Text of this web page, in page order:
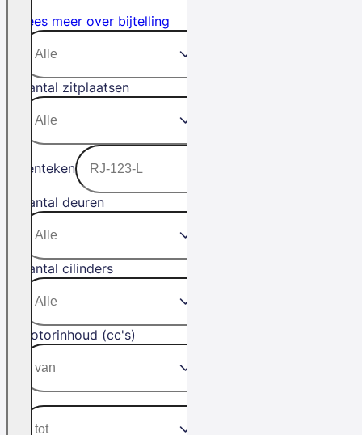
Lees meer over bijtelling
Aantal zitplaatsen
Kenteken
Aantal deuren
Aantal cilinders
Motorinhoud (cc's)